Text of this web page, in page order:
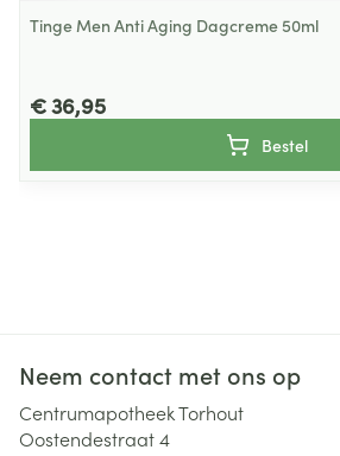
Tinge Men Anti Aging Dagcreme 50ml
€ 36,95
Bestel
Neem contact met ons op
Centrumapotheek Torhout
Oostendestraat 4